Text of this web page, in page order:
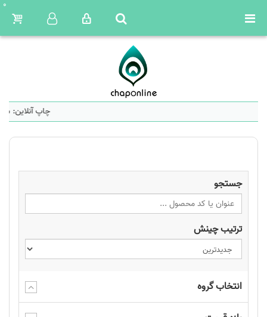
0
چاپ آنلاین:
جستجو
ترتیب چینش
انتخاب گروه